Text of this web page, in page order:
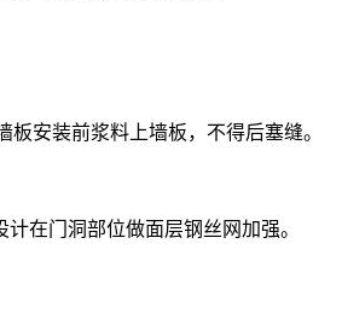
安装前浆料上墙板，不得后塞缝。
在门洞部位做面层钢丝网加强。